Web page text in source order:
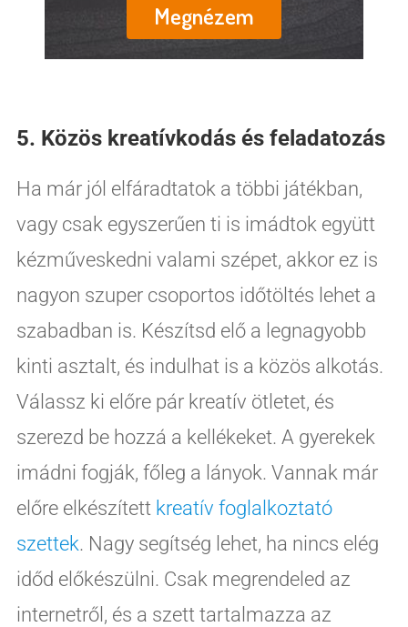
Megnézem
5. Közös kreatívkodás és feladatozás
Ha már jól elfáradtatok a többi játékban,
vagy csak egyszerűen ti is imádtok együtt
kézműveskedni valami szépet, akkor ez is
nagyon szuper csoportos időtöltés lehet a
szabadban is. Készítsd elő a legnagyobb
kinti asztalt, és indulhat is a közös alkotás.
Válassz ki előre pár kreatív ötletet, és
szerezd be hozzá a kellékeket. A gyerekek
imádni fogják, főleg a lányok. Vannak már
előre elkészített kreatív foglalkoztató
szettek. Nagy segítség lehet, ha nincs elég
időd előkészülni. Csak megrendeled az
internetről, és a szett tartalmazza az